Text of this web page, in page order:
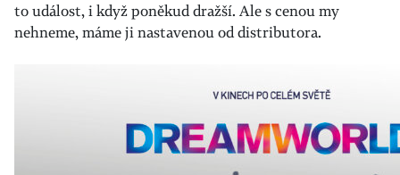
to událost, i když poněkud dražší. Ale s cenou my
nehneme, máme ji nastavenou od distributora.